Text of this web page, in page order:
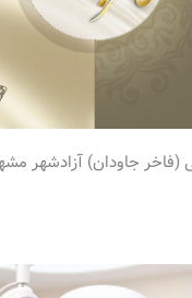
(فاخر جاودان) آزادشهر